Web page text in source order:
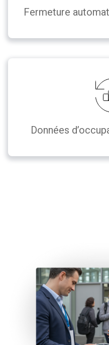
Fermeture
Données